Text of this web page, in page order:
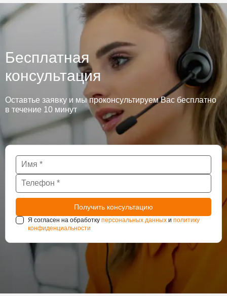
Бесплатная
консультация
Оставтье заявку и мы проконсультируем Вас бесплатно
в течение 10 минут
Я согласен на обработку персональных данных и политику
конфиденциальности